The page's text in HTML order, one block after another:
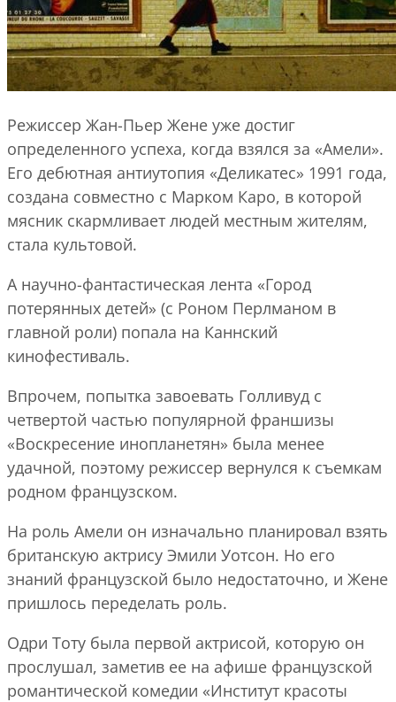
Режиссер Жан-Пьер Жене уже достиг
определенного успеха, когда взялся за «Амели».
Его дебютная антиутопия «Деликатес» 1991 года,
создана совместно с Марком Каро, в которой
мясник скармливает людей местным жителям,
стала культовой.
А научно-фантастическая лента «Город
потерянных детей» (с Роном Перлманом в
главной роли) попала на Каннский
кинофестиваль.
Впрочем, попытка завоевать Голливуд с
четвертой частью популярной франшизы
«Воскресение инопланетян» была менее
удачной, поэтому режиссер вернулся к съемкам
родном французском.
На роль Амели он изначально планировал взять
британскую актрису Эмили Уотсон. Но его
знаний французской было недостаточно, и Жене
пришлось переделать роль.
Одри Тоту была первой актрисой, которую он
прослушал, заметив ее на афише французской
романтической комедии «Институт красоты